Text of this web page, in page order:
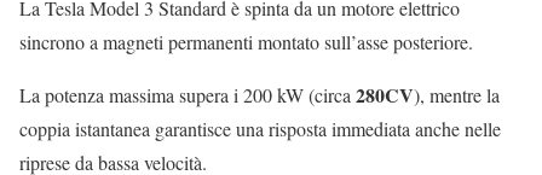
La Tesla Model 3 Standard è spinta da un motore elettrico
sincrono a magneti permanenti montato sull’asse posteriore.
La potenza massima supera i 200 kW (circa 280CV), mentre la
coppia istantanea garantisce una risposta immediata anche nelle
riprese da bassa velocità.